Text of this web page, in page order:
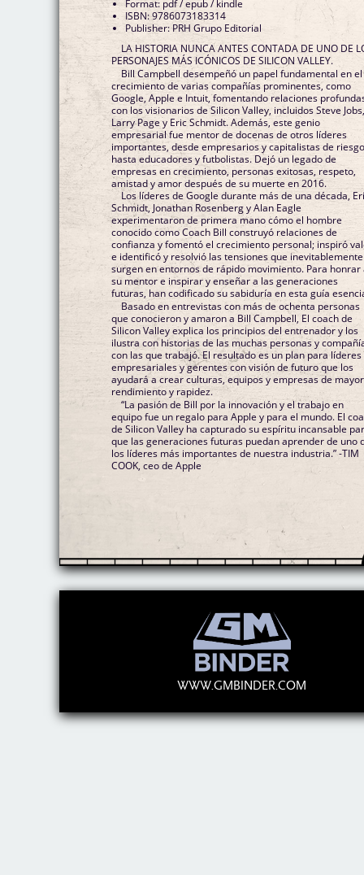
Format: pdf / epub / kindle
ISBN: 9786073183314
Publisher: PRH Grupo Editorial
LA HISTORIA NUNCA ANTES CONTADA DE UNO DE
PERSONAJES MÁS ICÓNICOS DE SILICON VALLEY.
Bill Campbell desempeñó un papel fundamental en el
crecimiento de varias compañías prominentes, como
Google, Apple e Intuit, fomentando relaciones
con los visionarios de Silicon Valley, incluidos Steve
Larry Page y Eric Schmidt. Además, este genio
empresarial fue mentor de docenas de otros líderes
importantes, desde empresarios y capitalistas de
hasta educadores y futbolistas. Dejó un legado de
empresas en crecimiento, personas exitosas, respeto,
amistad y amor después de su muerte en 2016.
Los líderes de Google durante más de una década,
Schmidt, Jonathan Rosenberg y Alan Eagle
experimentaron de primera mano cómo el hombre
conocido como Coach Bill construyó relaciones de
confianza y fomentó el crecimiento personal; inspiró
e identificó y resolvió las tensiones que inevitablemente
surgen en entornos de rápido movimiento. Para honrar
su mentor e inspirar y enseñar a las generaciones
futuras, han codificado su sabiduría en esta guía
Basado en entrevistas con más de ochenta personas
que conocieron y amaron a Bill Campbell, El coach de
Silicon Valley explica los principios del entrenador y los
ilustra con historias de las muchas personas y
con las que trabajó. El resultado es un plan para líderes
empresariales y gerentes con visión de futuro que los
ayudará a crear culturas, equipos y empresas de mayor
rendimiento y rapidez.
“La pasión de Bill por la innovación y el trabajo en
equipo fue un regalo para Apple y para el mundo. El
de Silicon Valley ha capturado su espíritu incansable
que las generaciones futuras puedan aprender de uno
los líderes más importantes de nuestra industria.” -TIM
COOK, ceo de Apple
WWW.GMBINDER.COM